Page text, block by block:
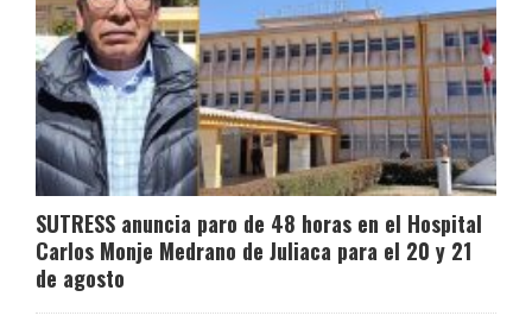
SUTRESS anuncia paro de 48 horas en el Hospital
Carlos Monje Medrano de Juliaca para el 20 y 21
de agosto